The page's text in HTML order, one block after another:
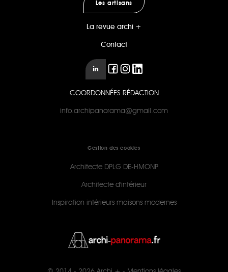
Les artisans
La revue archi +
Contact
COORDONNÉES RÉDACTION
info.archipanorama@gmail.com
Gestion des cookies
Architecte DPLG DE-HMONP
Architecte d'intérieur
Inspiration intérieurs maisons modernes